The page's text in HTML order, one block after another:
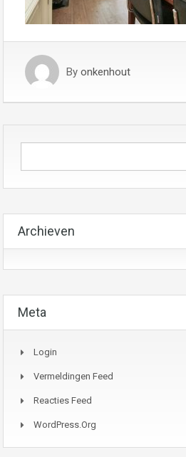
By onkenhout
Archieven
Meta
Login
Vermeldingen Feed
Reacties Feed
WordPress.org